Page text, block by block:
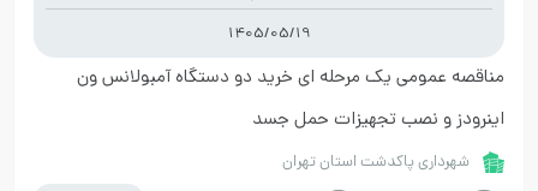
1405/05/19
مناقصه عمومی یک مرحله ای خرید دو دستگاه آمبولانس ون
اینرودز و نصب تجهیزات حمل جسد
شهرداری پاکدشت استان تهران